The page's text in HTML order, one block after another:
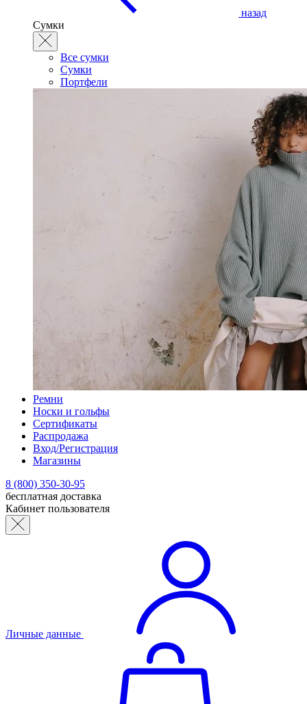
назад
Сумки
Все сумки
Сумки
Портфели
Ремни
Носки и гольфы
Сертификаты
Распродажа
Вход/Регистрация
Магазины
8 (800) 350-30-95
бесплатная доставка
Кабинет пользователя
Личные данные